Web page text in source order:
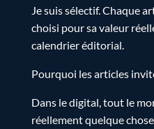
Je suis sélectif. Chaque
choisi pour sa valeur
calendrier éditorial.
Pourquoi les articles
Dans le digital, tout le
réellement quelque